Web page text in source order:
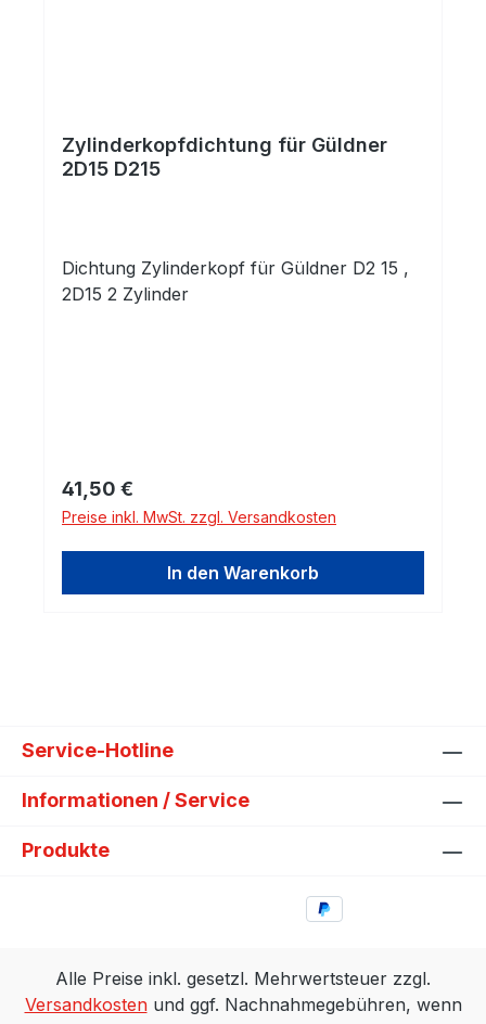
Zylinderkopfdichtung für Güldner
2D15 D215
Dichtung Zylinderkopf für Güldner D2 15 ,
2D15 2 Zylinder
Regulärer Preis:
41,50 €
Preise inkl. MwSt. zzgl. Versandkosten
In den Warenkorb
Service-Hotline
Informationen / Service
Produkte
Alle Preise inkl. gesetzl. Mehrwertsteuer zzgl.
Versandkostenund ggf. Nachnahmegebühren, wenn